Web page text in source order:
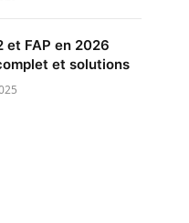
et FAP en 2026
et solutions